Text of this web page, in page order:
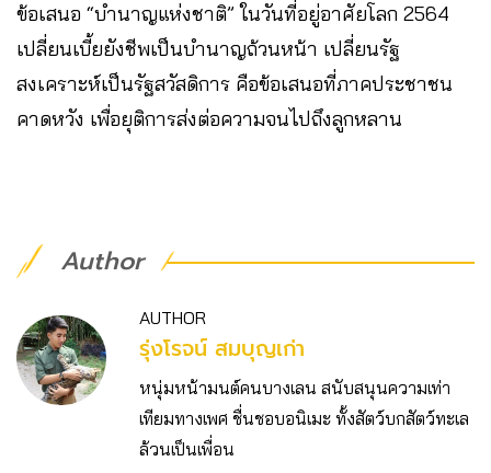
ข้อเสนอ “บำนาญแห่งชาติ” ในวันที่อยู่อาศัยโลก 2564
เปลี่ยนเบี้ยยังชีพเป็นบำนาญถ้วนหน้า เปลี่ยนรัฐ
สงเคราะห์เป็นรัฐสวัสดิการ คือข้อเสนอที่ภาคประชาชน
คาดหวัง เพื่อยุติการส่งต่อความจนไปถึงลูกหลาน
Author
AUTHOR
รุ่งโรจน์ สมบุญเก่า
หนุ่มหน้ามนต์คนบางเลน สนับสนุนความเท่า
เทียมทางเพศ ชื่นชอบอนิเมะ ทั้งสัตว์บกสัตว์ทะเล
ล้วนเป็นเพื่อน